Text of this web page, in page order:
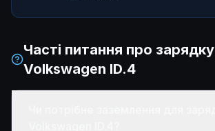
Часті питання про зарядку
Volkswagen ID.4